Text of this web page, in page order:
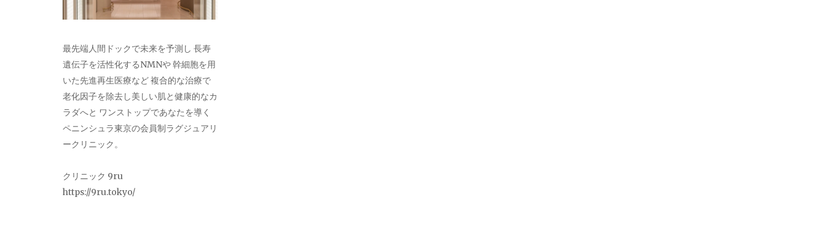
最先端人間ドックで未来を予測し 長寿
遺伝子を活性化するNMNや 幹細胞を用
いた先進再生医療など 複合的な治療で
老化因子を除去し美しい肌と健康的なカ
ラダへと ワンストップであなたを導く
ペニンシュラ東京の会員制ラグジュアリ
ークリニック。
クリニック 9ru
https://9ru.tokyo/